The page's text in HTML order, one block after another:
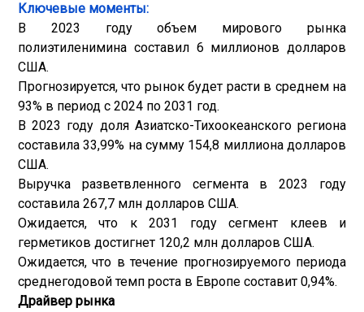
Ключевые моменты:
В 2023 году объем мирового рынка
полиэтиленимина составил 6 миллионов долларов
США.
Прогнозируется, что рынок будет расти в среднем на
93% в период с 2024 по 2031 год.
В 2023 году доля Азиатско-Тихоокеанского региона
составила 33,99% на сумму 154,8 миллиона долларов
США.
Выручка разветвленного сегмента в 2023 году
составила 267,7 млн ​​долларов США.
Ожидается, что к 2031 году сегмент клеев и
герметиков достигнет 120,2 млн долларов США.
Ожидается, что в течение прогнозируемого периода
среднегодовой темп роста в Европе составит 0,94%.
Драйвер рынка